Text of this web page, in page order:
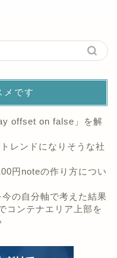
メです
offset on false」を解
レンドになりそうな社
円noteの作り方につい
の自分軸で考えた結果
コンテナエリア上部を